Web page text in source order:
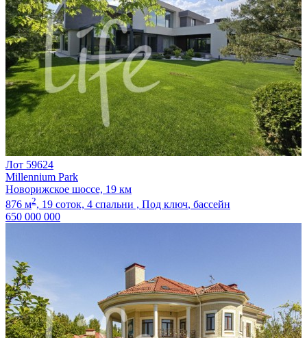
Лот 59624
Millennium Park
Новорижское шоссе, 19 км
876 м2, 19 соток, 4 спальни , Под ключ, бассейн
650 000 000